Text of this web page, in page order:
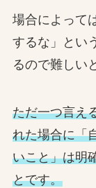
場合によって
するな」とい
るので難しい
ただ一つ言え
れた場合に「
いこと」は明
とです。